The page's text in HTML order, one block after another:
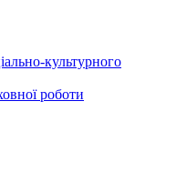
культурного
роботи